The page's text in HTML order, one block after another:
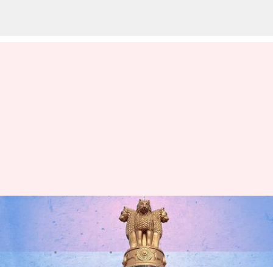
UPSC: सिविल सेवा फाइनल परीक्षा के
नतीजे घोषित, श्रुति शर्मा बनीं टॉपर
तौसीफ May 30, 2022 03:55 pm